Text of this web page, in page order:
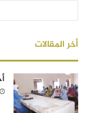
أخر المقالات